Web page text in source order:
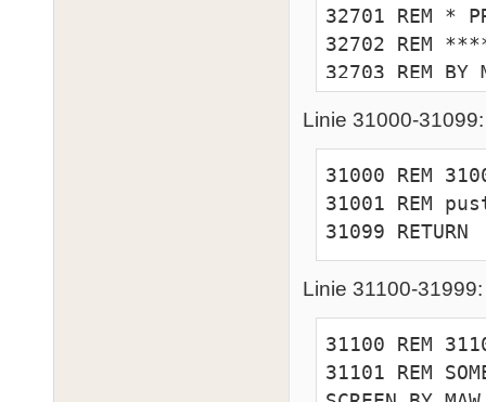
32701 REM *
32702 REM
32703 REM BY
32704 REM
32705 REM
32706 REM
WSZYSTKICH)
32707 REM
32708 REM
32709 REM
32766 REM
RUN
Linie 31000-31099:
31000 REM
31001 REM
31099 RETURN
Linie 31100-31999:
31100 REM
31101 REM